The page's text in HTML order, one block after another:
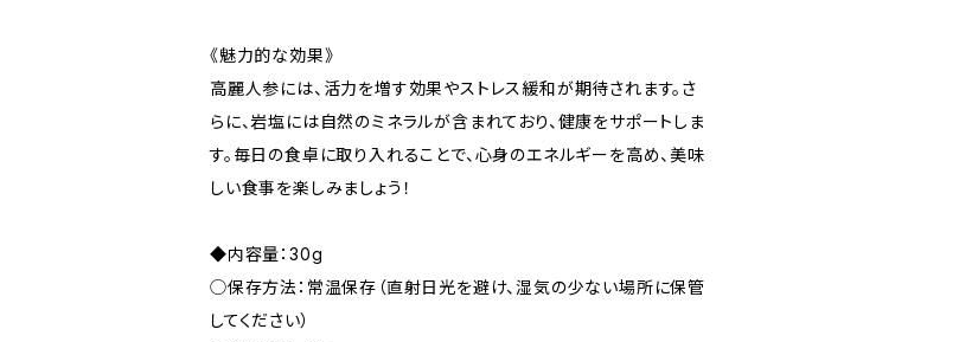
《魅力的な効果》
高麗人参には、活力を増す効果やストレス緩和が期待されます。さ
らに、岩塩には自然のミネラルが含まれており、健康をサポートしま
す。毎日の食卓に取り入れることで、心身のエネルギーを高め、美味
しい食事を楽しみましょう！
◆内容量：30g
◯保存方法：常温保存（直射日光を避け、湿気の少ない場所に保管
してください）